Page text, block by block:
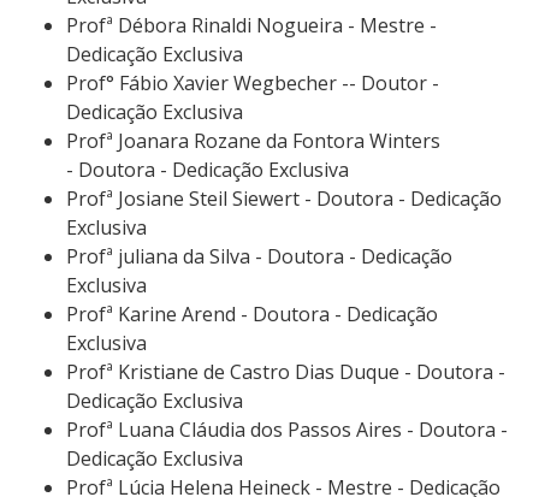
Profª Débora Rinaldi Nogueira - Mestre -
Dedicação Exclusiva
Prof° Fábio Xavier Wegbecher -- Doutor -
Dedicação Exclusiva
Profª Joanara Rozane da Fontora Winters
- Doutora - Dedicação Exclusiva
Profª Josiane Steil Siewert - Doutora - Dedicação
Exclusiva
Profª juliana da Silva - Doutora - Dedicação
Exclusiva
Profª Karine Arend - Doutora - Dedicação
Exclusiva
Profª Kristiane de Castro Dias Duque - Doutora -
Dedicação Exclusiva
Profª Luana Cláudia dos Passos Aires - Doutora -
Dedicação Exclusiva
Profª Lúcia Helena Heineck - Mestre - Dedicação